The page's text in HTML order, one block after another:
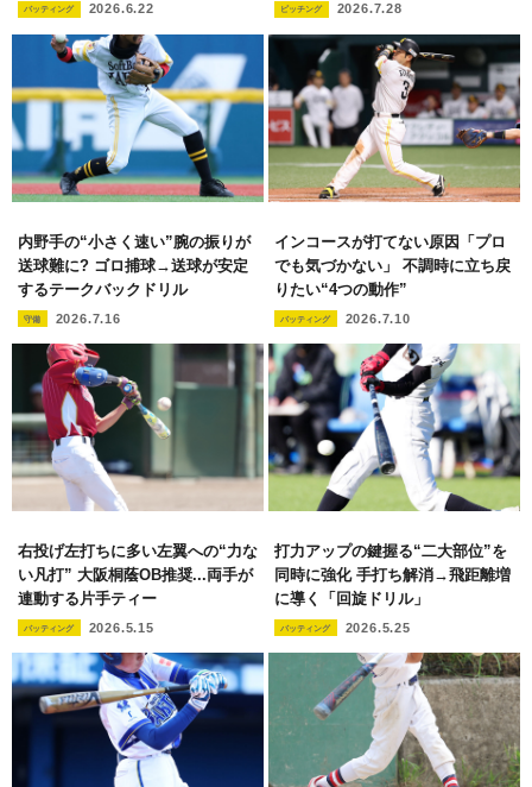
バッティング 2026.6.22 ピッチング 2026.7.28
内野手の“小さく速い”腕の振りが
送球難に? ゴロ捕球→送球が安定
するテークバックドリル
守備 2026.7.16
インコースが打てない原因「プロ
でも気づかない」 不調時に立ち戻
りたい“4つの動作”
バッティング 2026.7.10
右投げ左打ちに多い左翼への“力な
い凡打” 大阪桐蔭OB推奨...両手が
連動する片手ティー
バッティング 2026.5.15
打力アップの鍵握る“二大部位”を
同時に強化 手打ち解消→飛距離増
に導く「回旋ドリル」
バッティング 2026.5.25